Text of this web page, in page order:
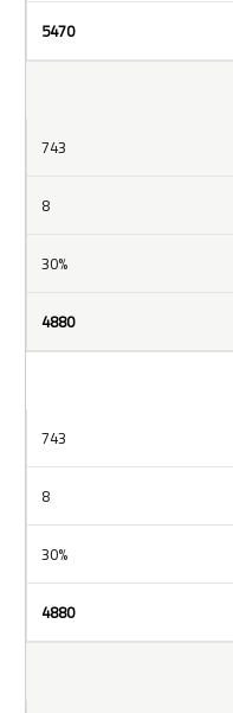
5470
743
8
30%
4880
743
8
30%
4880